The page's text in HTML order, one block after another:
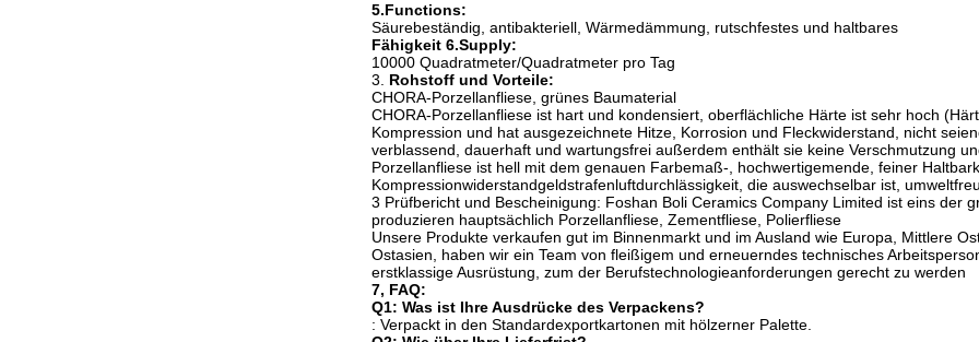
5.Functions:
Säurebeständig, antibakteriell, Wärmedämmung, rutschfestes und haltbares
Fähigkeit 6.Supply:
10000 Quadratmeter/Quadratmeter pro Tag
3. Rohstoff und Vorteile:
CHORA-Porzellanfliese, grünes Baumaterial
CHORA-Porzellanfliese ist hart und kondensiert, oberflächliche Härte ist sehr hoch
Kompression und hat ausgezeichnete Hitze, Korrosion und Fleckwiderstand, nicht
verblassend, dauerhaft und wartungsfrei außerdem enthält sie keine Verschmutzung
Porzellanfliese ist hell mit dem genauen Farbemaß-, hochwertigemende, feiner
Kompressionwiderstandgeldstrafenluftdurchlässigkeit, die auswechselbar ist,
3 Prüfbericht und Bescheinigung: Foshan Boli Ceramics Company Limited ist eins der
produzieren hauptsächlich Porzellanfliese, Zementfliese, Polierfliese
Unsere Produkte verkaufen gut im Binnenmarkt und im Ausland wie Europa, Mittlere
Ostasien, haben wir ein Team von fleißigem und erneuerndes technisches
erstklassige Ausrüstung, zum der Berufstechnologieanforderungen gerecht zu werden
7, FAQ:
Q1: Was ist Ihre Ausdrücke des Verpackens?
: Verpackt in den Standardexportkartonen mit hölzerner Palette.